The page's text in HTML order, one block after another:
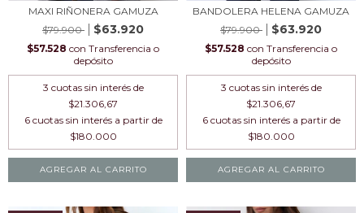
MAXI RIÑONERA GAMUZA
$79.900
$63.920
$57.528 con Transferencia o
depósito
3 cuotas sin interés de
$21.306,67
AGREGAR AL CARRITO
BANDOLERA HELENA GAMUZA
$79.900
$63.920
$57.528 con Transferencia o
depósito
3 cuotas sin interés de
$21.306,67
AGREGAR AL CARRITO